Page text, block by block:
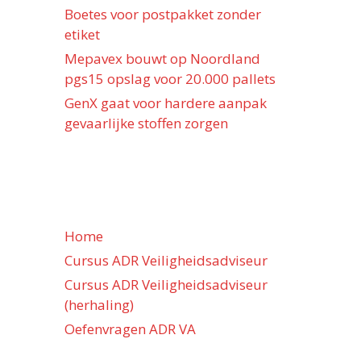
Boetes voor postpakket zonder
etiket
Mepavex bouwt op Noordland
pgs15 opslag voor 20.000 pallets
GenX gaat voor hardere aanpak
gevaarlijke stoffen zorgen
Home
Cursus ADR Veiligheidsadviseur
Cursus ADR Veiligheidsadviseur
(herhaling)
Oefenvragen ADR VA